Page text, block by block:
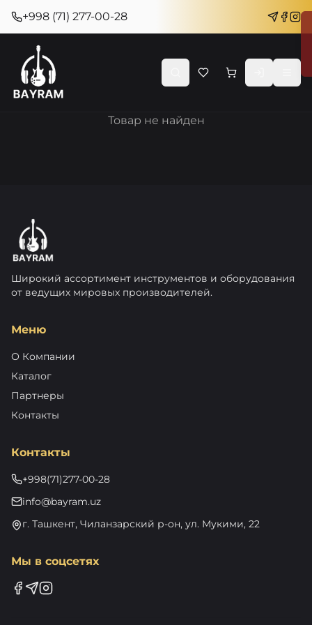
+998 (71) 277-00-28
Товар не найден
Широкий ассортимент инструментов и оборудования
от ведущих мировых производителей.
Меню
О Компании
Каталог
Партнеры
Контакты
Контакты
+998(71)277-00-28
info@bayram.uz
г. Ташкент, Чиланзарский р-он, ул. Мукими, 22
Мы в соцсетях